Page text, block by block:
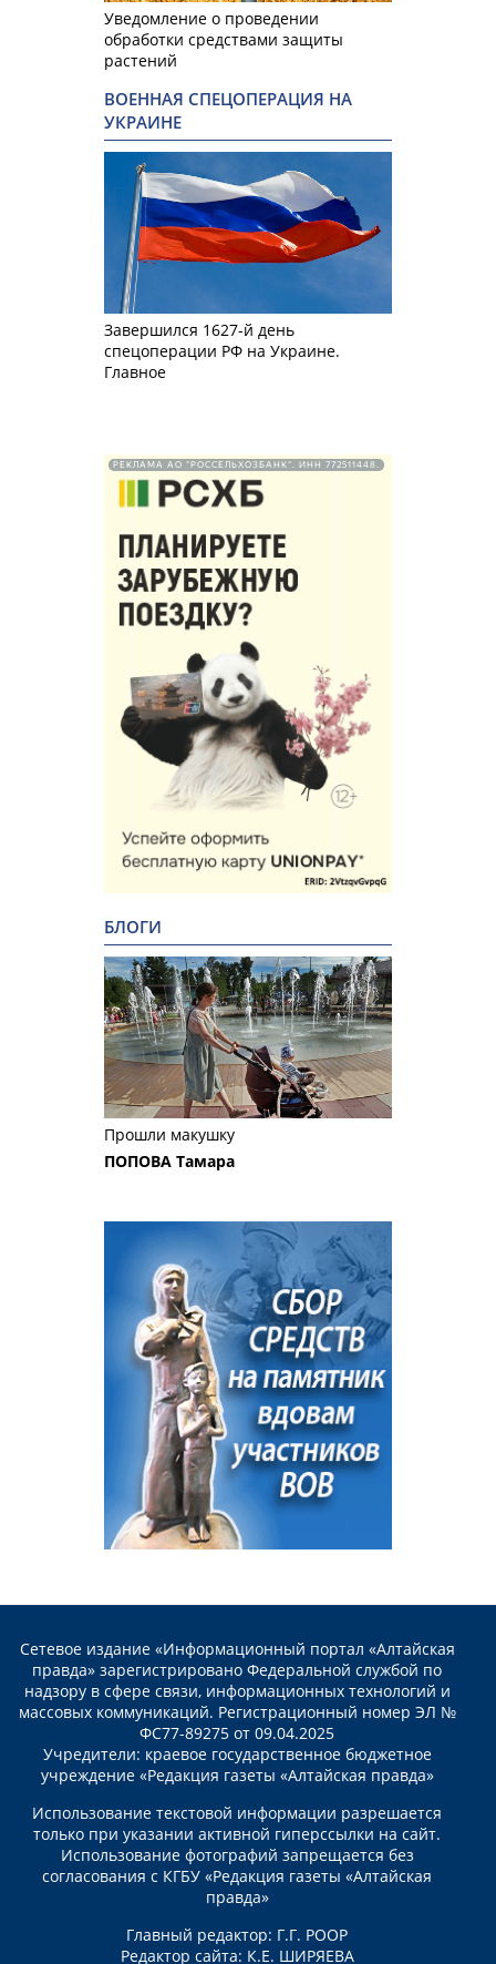
Уведомление о проведении
обработки средствами защиты
растений
ВОЕННАЯ СПЕЦОПЕРАЦИЯ НА
УКРАИНЕ
Завершился 1627-й день
спецоперации РФ на Украине.
Главное
РЕКЛАМА АО "РОССЕЛЬХОЗБАНК". ИНН 772511448.
БЛОГИ
Прошли макушку
ПОПОВА Тамара
Сетевое издание «Информационный портал «Алтайская
правда» зарегистрировано Федеральной службой по
надзору в сфере связи, информационных технологий и
массовых коммуникаций. Регистрационный номер ЭЛ №
ФС77-89275 от 09.04.2025
Учредители: краевое государственное бюджетное
учреждение «Редакция газеты «Алтайская правда»
Использование текстовой информации разрешается
только при указании активной гиперссылки на сайт.
Использование фотографий запрещается без
согласования с КГБУ «Редакция газеты «Алтайская
правда»
Главный редактор: Г.Г. РООР
Редактор сайта: К.Е. ШИРЯЕВА